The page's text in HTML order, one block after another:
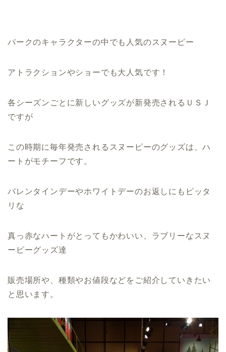
パークのキャラクターの中でも人気のスヌーピー
アトラクションやショーでも大人気です！
各シーズンごとに新しいグッズが新発売されるＵＳＪ
ですが
この時期に毎年発売されるスヌーピーのグッズは、ハ
ートがモチーフです。
バレンタインデーやホワイトデーのお返しにもピッタ
リな
真っ赤なハートがとってもかわいい、ラブリーなスヌ
ーピーグッズ達
販売場所や、種類やお値段などをご紹介していきたい
と思います。